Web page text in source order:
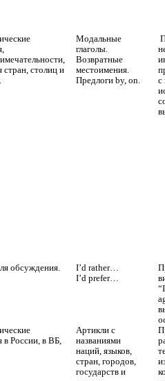
стран, столиц и
Модальные
глаголы.
Возвратные
местоимения.
Предлоги by, on.
с
обсуждения.
I’d rather…
I’d prefer…
в России, в ВБ,
Артикли с
названиями
наций, языков,
стран, городов,
государств и